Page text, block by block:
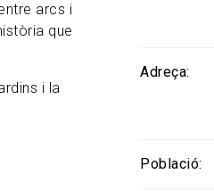
arcs i
que
i la
Adreça
Població